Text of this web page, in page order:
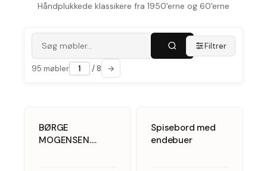
Håndplukkede klassikere fra 1950'erne og 60'erne
Filtrer
95 møbler / 8 →
NY
BØRGE
MOGENSEN.
Spisebord med
endebuer